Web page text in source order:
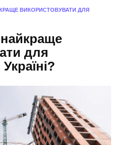
ВИКОРИСТОВУВАТИ ДЛЯ
найкраще
для